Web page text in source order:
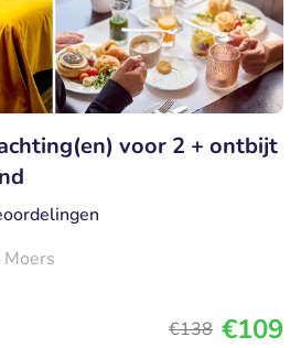
voor 2 + ontbijt
€138 €109